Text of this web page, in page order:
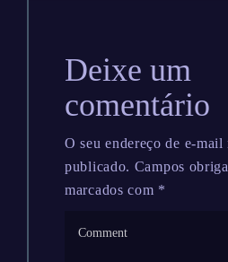
Deixe um
comentário
O seu endereço de e-mail
publicado. Campos
marcados com *